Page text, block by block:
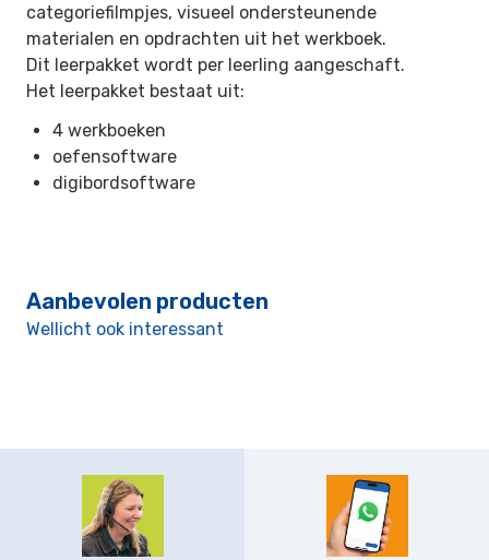
categoriefilmpjes, visueel ondersteunende
materialen en opdrachten uit het werkboek.
Dit leerpakket wordt per leerling aangeschaft.
Het leerpakket bestaat uit:
4 werkboeken
oefensoftware
digibordsoftware
Aanbevolen producten
Wellicht ook interessant